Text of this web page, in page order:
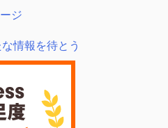
ジ
情報を待とう